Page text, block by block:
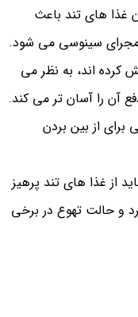
غذا های تند باعث
سینوسی می شود.
کرده اند، به نظر می
آن را آسان تر می کند.
از بین بردن
از غذا های تند پرهیز
و حالت تهوع در برخی